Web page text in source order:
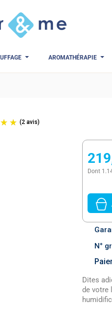
AROMATHÉRAPIE
(2 avis)
Dont
N°
Dites
de votre